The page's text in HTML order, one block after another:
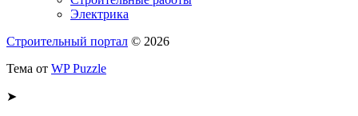
Электрика
Строительный портал © 2026
Тема от WP Puzzle
➤